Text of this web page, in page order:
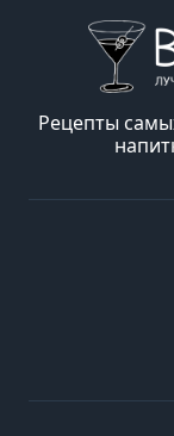
Рецепты